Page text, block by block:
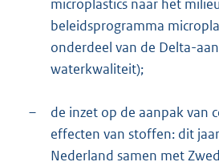
microplastics naar het
beleidsprogramma
onderdeel van de Delta-
waterkwaliteit);
–
de inzet op de aanpak van
effecten van stoffen: dit
Nederland samen met